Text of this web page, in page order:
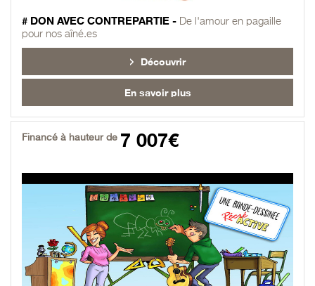
# DON AVEC CONTREPARTIE - De l'amour en pagaille
pour nos aîné.es
Découvrir
En savoir plus
Financé à hauteur de 7 007€